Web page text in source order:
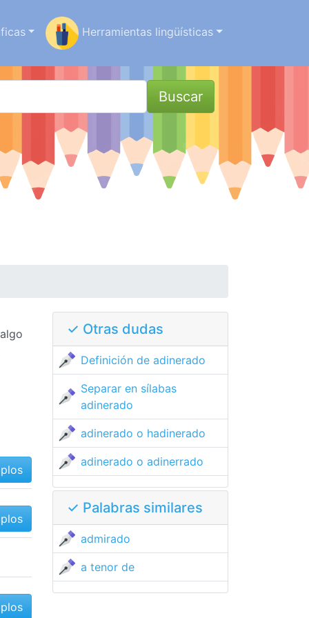
Herramientas lingüísticas
Buscar
✓ Otras dudas
Definición de adinerado
Separar en sílabas
adinerado
adinerado o hadinerado
adinerado o adinerrado
✓ Palabras similares
admirado
a tenor de